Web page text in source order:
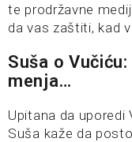
te prodržavne
da vas zaštiti, kad
Suša o
menja…
Upitana da uporedi
Suša kaže da